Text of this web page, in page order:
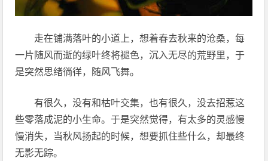
走在铺满落叶的小道上，想着春去秋来的沧桑，每
一片随风而逝的绿叶终将褪色，沉入无尽的荒野里，于
是突然思绪徜徉，随风飞舞。
有很久，没有和枯叶交集，也有很久，没去招惹这
些零落成泥的小生命。于是突然觉得，有太多的灵感慢
慢消失，当秋风扬起的时候，想要抓住些什么，却最终
无影无踪。